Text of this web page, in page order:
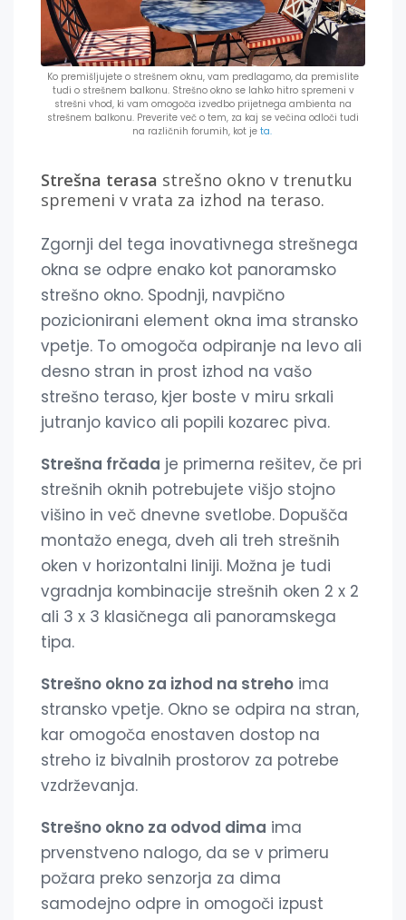
Ko premišljujete o strešnem oknu, vam predlagamo, da premislite
tudi o strešnem balkonu. Strešno okno se lahko hitro spremeni v
strešni vhod, ki vam omogoča izvedbo prijetnega ambienta na
strešnem balkonu. Preverite več o tem, za kaj se večina odloči tudi
na različnih forumih, kot je ta.
Strešna terasa strešno okno v trenutku
spremeni v vrata za izhod na teraso.
Zgornji del tega inovativnega strešnega
okna se odpre enako kot panoramsko
strešno okno. Spodnji, navpično
pozicionirani element okna ima stransko
vpetje. To omogoča odpiranje na levo ali
desno stran in prost izhod na vašo
strešno teraso, kjer boste v miru srkali
jutranjo kavico ali popili kozarec piva.
Strešna frčada je primerna rešitev, če pri
strešnih oknih potrebujete višjo stojno
višino in več dnevne svetlobe. Dopušča
montažo enega, dveh ali treh strešnih
oken v horizontalni liniji. Možna je tudi
vgradnja kombinacije strešnih oken 2 x 2
ali 3 x 3 klasičnega ali panoramskega
tipa.
Strešno okno za izhod na streho ima
stransko vpetje. Okno se odpira na stran,
kar omogoča enostaven dostop na
streho iz bivalnih prostorov za potrebe
vzdrževanja.
Strešno okno za odvod dima ima
prvenstveno nalogo, da se v primeru
požara preko senzorja za dima
samodejno odpre in omogoči izpust